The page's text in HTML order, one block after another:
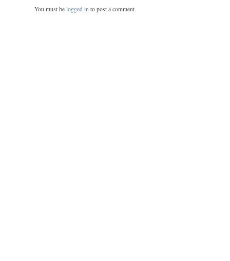
You must be logged into post a comment.